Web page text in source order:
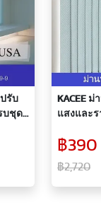
รับ
บชุด
KACEE
แสงและ
฿390
฿2,720